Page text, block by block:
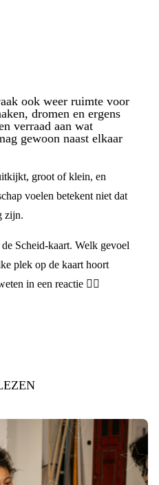
ook weer ruimte voor
dromen en ergens
verraad aan wat
gewoon naast elkaar
groot of klein, en
voelen betekent niet dat
zijn.
Scheid-kaart. Welk gevoel
plek op de kaart hoort
in een reactie 👇🏼